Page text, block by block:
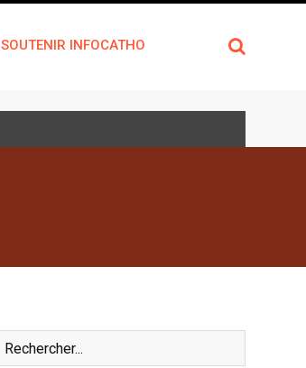
SOUTENIR INFOCATHO